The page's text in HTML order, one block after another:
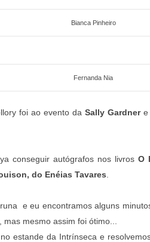
Bianca Pinheiro
Fernanda Nia
foi ao evento daSally Gardnere
conseguir autógrafos nos livros O
do Enéias Tavares
e eu encontramos alguns
mesmo assim foi ótimo...
estande da Intrínseca e